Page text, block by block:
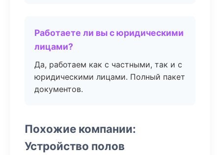
Работаете ли вы с юридическими
лицами?
Да, работаем как с частными, так и с
юридическими лицами. Полный пакет
документов.
Похожие компании:
Устройство полов